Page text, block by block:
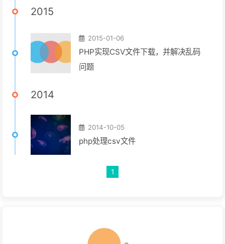
2015
2015-01-06
PHP实现CSV文件下载，并解决乱码
问题
2014
2014-10-05
php处理csv文件
1